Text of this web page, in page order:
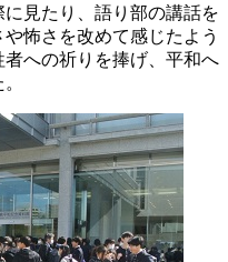
見たり、語り部の講話を
怖さを改めて感じたよう
への祈りを捧げ、平和へ